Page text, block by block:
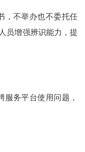
，不举办也不委托任
员增强辨识能力，提
服务平台使用问题，